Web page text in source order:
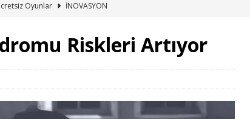
Oyunlar
İNOVASYON
Yapay Zeka ve Telif Hakkı
İNOVASYON
Riskleri Artıyor